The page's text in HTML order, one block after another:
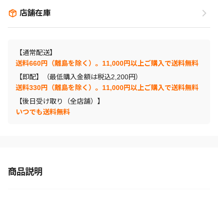
店舗在庫
【通常配送】
送料660円（離島を除く）。11,000円以上ご購入で送料無料
【即配】（最低購入金額は税込2,200円）
送料330円（離島を除く）。11,000円以上ご購入で送料無料
【後日受け取り（全店舗）】
いつでも送料無料
商品説明